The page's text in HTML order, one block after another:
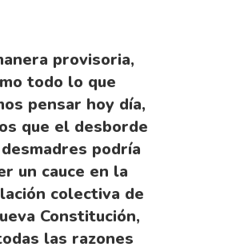
provisoria,
todo lo que
pensar hoy día,
que el desborde
podría
un cauce en la
colectiva de
Constitución,
las razones